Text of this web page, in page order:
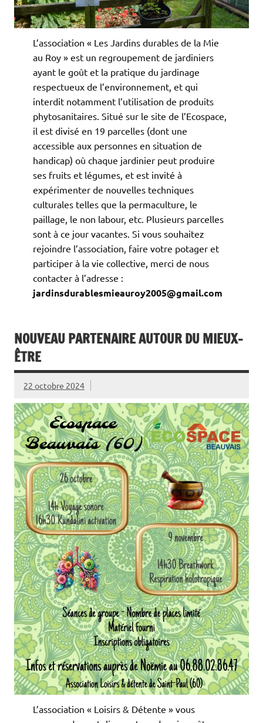
L’association « Les Jardins durables de la Mie
au Roy » est un regroupement de jardiniers
ayant le goût et la pratique du jardinage
respectueux de l’environnement, et qui
interdit notamment l’utilisation de produits
phytosanitaires. Situé sur le site de l’Ecospace,
il est divisé en 19 parcelles (dont une
accessible aux personnes en situation de
handicap) où chaque jardinier peut produire
ses fruits et légumes, et est invité à
expérimenter de nouvelles techniques
culturales telles que la permaculture, le
paillage, le non labour, etc. Plusieurs parcelles
sont à ce jour vacantes. Si vous souhaitez
rejoindre l’association, faire votre potager et
participer à la vie collective, merci de nous
contacter à l’adresse :
jardinsdurablesmieauroy2005@gmail.com
NOUVEAU PARTENAIRE AUTOUR DU MIEUX-
ÊTRE
22 octobre 2024
L’association « Loisirs & Détente » vous